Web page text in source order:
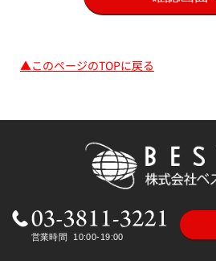
▲このページのTOPに戻る